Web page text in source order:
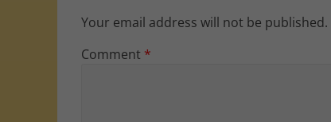
Your email address will not be published.
Comment *